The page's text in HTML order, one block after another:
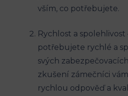
vším, co potřebujete.
Rychlost a spolehlivost
potřebujete rychlé a
svých
zkušení zámečníci
rychlou odpověď a